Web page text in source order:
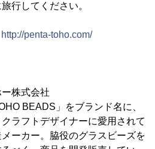
行してください。
http://penta-toho.com/
株式会社
BEADS」をブランド名に、
ラフトデザイナーに愛用されて
ーカー。脇役のグラスビーズを